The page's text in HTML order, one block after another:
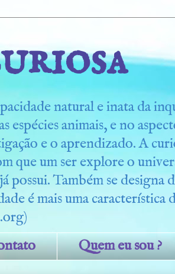
natural e inata da
espécies animais, e no
e o aprendizado. A
que um ser explore o
possui. Também se
é mais uma característica
Quem eu sou ?